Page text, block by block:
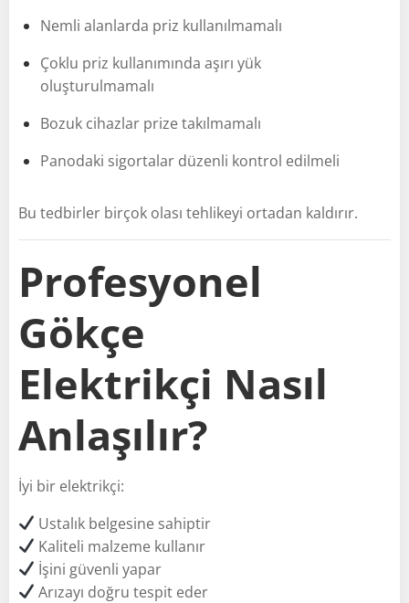
Nemli alanlarda priz kullanılmamalı
Çoklu priz kullanımında aşırı yük
oluşturulmamalı
Bozuk cihazlar prize takılmamalı
Panodaki sigortalar düzenli kontrol edilmeli
Bu tedbirler birçok olası tehlikeyi ortadan kaldırır.
Profesyonel
Gökçe
Elektrikçi Nasıl
Anlaşılır?
İyi bir elektrikçi:
Ustalık belgesine sahiptir
Kaliteli malzeme kullanır
İşini güvenli yapar
Arızayı doğru tespit eder